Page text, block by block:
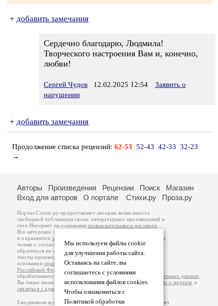
+ добавить замечания
Сердечно благодарю, Людмила!
Творческого настроения Вам и, конечно,
любви!
Сергей Чудов 12.02.2025 12:54
Заявить о
нарушении
+ добавить замечания
Продолжение списка рецензий: 62-53 52-43 42-33 32-23
→
Мы используем файлы cookie
для улучшения работы сайта.
Оставаясь на сайте, вы
соглашаетесь с условиями
использования файлов cookies.
Чтобы ознакомиться с
Политикой обработки
Авторы Произведения Рецензии Поиск
Магазин
Вход для авторов
О портале Стихи.ру Проза.ру
Портал Стихи.ру предоставляет авторам возможность
свободной публикации своих литературных произведений в
сети Интернет на основаниипользовательского договора
Все авторские права на произведения принадлежат авторам
и охраняются законом
. Перепечатка произведений возможна
только с согласия его автора, к которому вы можете
обратиться на его авторской странице. Ответственность за
тексты произведений авторы несут самостоятельно на
основанииправил публикацииизаконодательства
Российской Федерации
обрабатываются на основанииПолитики обработки персональных данных
Вы также можете посмотреть более подробнуюинформацию о портале и
связаться с администрацией
Ежедневная аудитория портала Стихи.ру – порядка 200 тысяч